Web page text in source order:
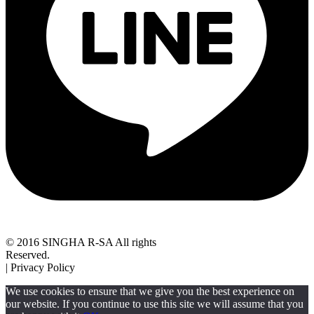
© 2016 SINGHA R-SA All rights
Reserved.
| Privacy Policy
We use cookies to ensure that we give you the best experience on
our website. If you continue to use this site we will assume that you